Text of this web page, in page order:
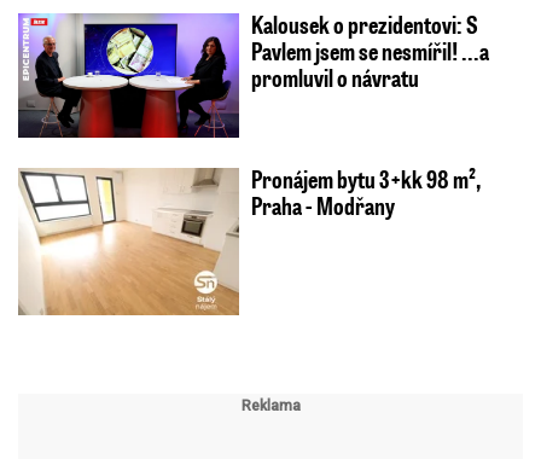
Kalousek o prezidentovi: S
Pavlem jsem se nesmířil! ...a
promluvil o návratu
Pronájem bytu 3+kk 98 m²,
Praha - Modřany